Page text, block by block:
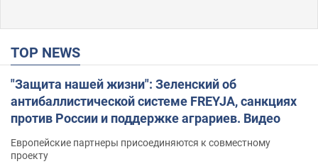
TOP NEWS
"Защита нашей жизни": Зеленский об
антибаллистической системе FREYJA, санкциях
против России и поддержке аграриев. Видео
Европейские партнеры присоединяются к совместному
проекту